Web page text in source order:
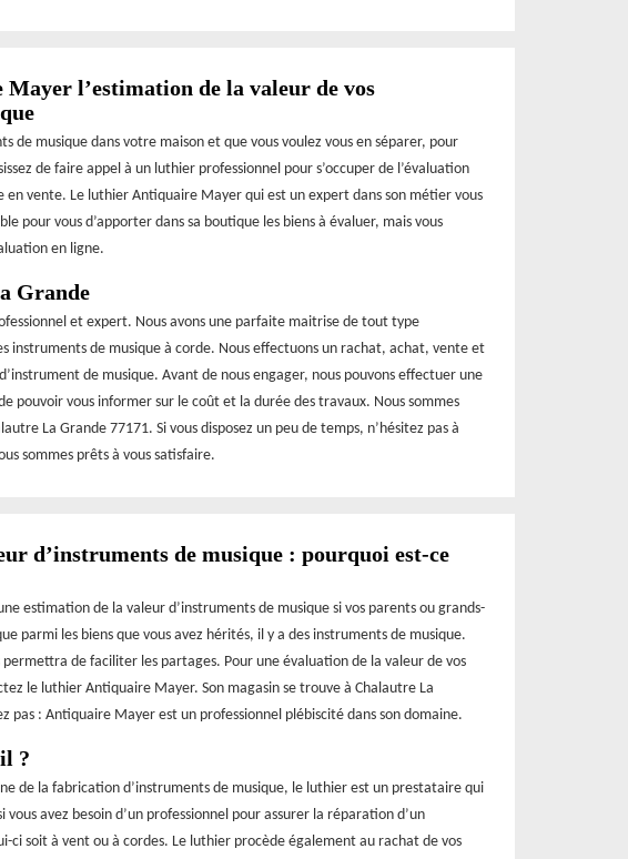
l’estimation de la valeur de vos
de musique dans votre maison et que vous voulez vous en séparer, pour
de faire appel à un luthier professionnel pour s’occuper de l’évaluation
en vente. Le luthier Antiquaire Mayer qui est un expert dans son métier vous
pour vous d’apporter dans sa boutique les biens à évaluer, mais vous
en ligne.
Grande
et expert. Nous avons une parfaite maitrise de tout type
instruments de musique à corde. Nous effectuons un rachat, achat, vente et
de musique. Avant de nous engager, nous pouvons effectuer une
pouvoir vous informer sur le coût et la durée des travaux. Nous sommes
La Grande 77171. Si vous disposez un peu de temps, n’hésitez pas à
sommes prêts à vous satisfaire.
d’instruments de musique : pourquoi est-ce
estimation de la valeur d’instruments de musique si vos parents ou grands-
parmi les biens que vous avez hérités, il y a des instruments de musique.
permettra de faciliter les partages. Pour une évaluation de la valeur de vos
le luthier Antiquaire Mayer. Son magasin se trouve à Chalautre La
pas : Antiquaire Mayer est un professionnel plébiscité dans son domaine.
?
de la fabrication d’instruments de musique, le luthier est un prestataire qui
avez besoin d’un professionnel pour assurer la réparation d’un
ci soit à vent ou à cordes. Le luthier procède également au rachat de vos